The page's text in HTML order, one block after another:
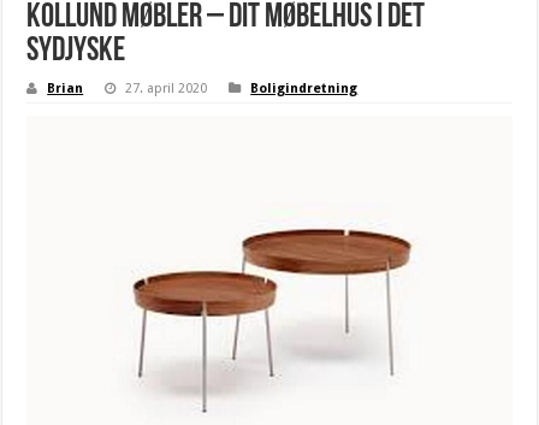
Kollund Møbler – dit møbelhus i det
sydjyske
Brian 27. april 2020 Boligindretning